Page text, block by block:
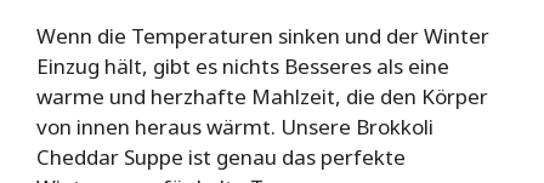
Wenn die Temperaturen sinken und der Winter
Einzug hält, gibt es nichts Besseres als eine
warme und herzhafte Mahlzeit, die den Körper
von innen heraus wärmt. Unsere Brokkoli
Cheddar Suppe ist genau das perfekte